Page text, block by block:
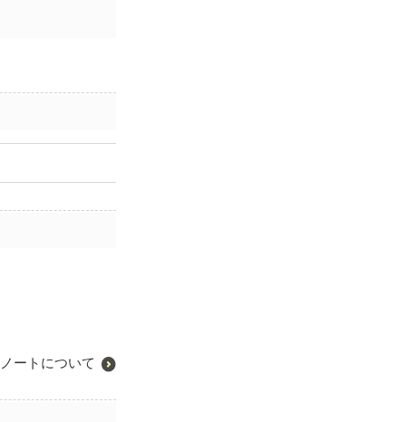
ートについて